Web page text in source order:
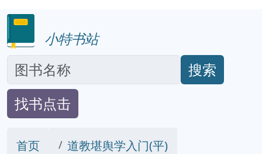
小特书站
搜索
找书点击
首页 道教堪舆学入门(平)